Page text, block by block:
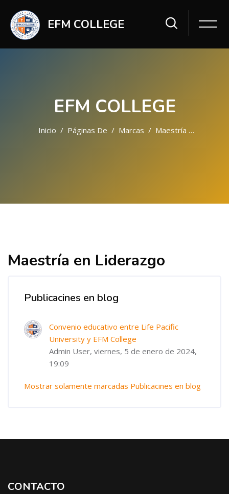
EFM COLLEGE
EFM COLLEGE
Inicio Páginas Del SitioMarcas Maestría En Liderazgo
Bloques
Maestría en Liderazgo
Publicacines en blog
Convenio educativo entre Life Pacific
University y EFM College
Admin User, viernes, 5 de enero de 2024,
19:09
Mostrar solamente marcadas Publicacines en blog
Bloques
CONTACTO